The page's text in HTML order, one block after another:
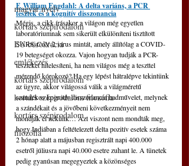
magyar nyelv
kortárs szépirodalom
EU bürokrácia
emlékezés
kortárs szépirodalom
kortárs szépirodalom filozófia
kortárs szépirodalom
filozófia
F. William Engdahl: A delta variáns, a PCR
tesztek és a kognitív disszonancia
Mégis, a cikk írásakor a világon még egyetlen
laboratóriumnak sem sikerült elkülöníteni tisztított
SARS-CoV-2 vírus mintát, amely állítólag a COVID-
19 betegséget okozza. Vajon hogyan tudják a PCR-
teszteket hitelesíteni, ha nem világos még a teszttel
mérendő kórokozó? Ha egy lépést hátralépve tekintünk
az ügyre, akkor világossá válik a világméretű
szándékos kognitív disszonancia hadművelet, melynek
a szándékait és a jövőbeni következményeit nem
mondják el nekünk… Azt viszont nem mondták meg,
hogy Indiában a feltételezett delta pozitív esetek száma
2 hónap alatt a májusban regisztrált napi 400.000
esetről júliusra napi 40.000 esetre zuhant le. A tünetek
pedig gyanúsan megegyeztek a közönséges